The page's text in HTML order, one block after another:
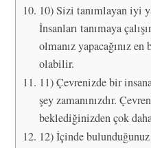
10) Sizi tanımlayan iyi
İnsanları tanımaya
olmanız yapacağınız
olabilir.
11) Çevrenizde bir
şey zamanınızdır.
beklediğinizden çok
12) İçinde